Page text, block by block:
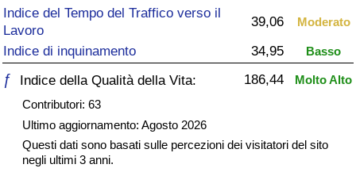
Indice del Tempo del Traffico verso il
Lavoro
39,06 Moderato
Indice di inquinamento 34,95 Basso
ƒ Indice della Qualità della Vita: 186,44
Molto Alto
Contributori: 63
Ultimo aggiornamento: Agosto 2026
Questi dati sono basati sulle percezioni dei visitatori del sito
negli ultimi 3 anni.
Assistenza Sanitaria
Indice dell’Assistenza Sanitaria (Corrente)
Indice dell’Assistenza Sanitaria
Indice dell’Assistenza Sanitaria per
Nazione